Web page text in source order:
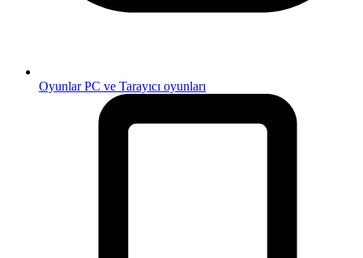
OyunlarPC ve Tarayıcı oyunları